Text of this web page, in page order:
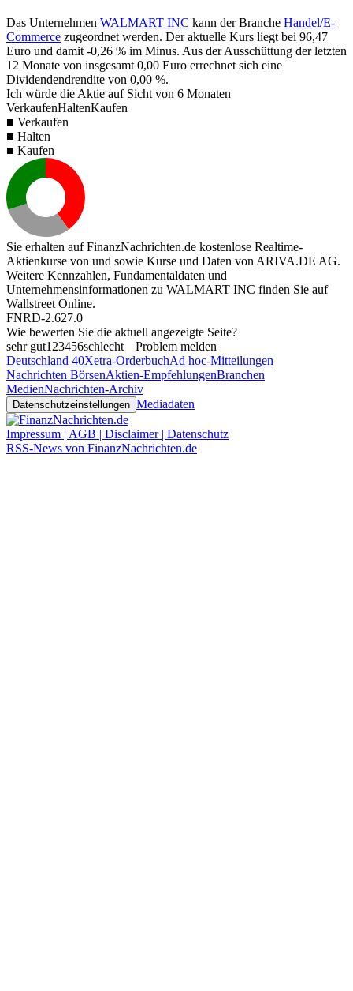
Das Unternehmen WALMART INC kann der Branche Handel/E-
Commerce zugeordnet werden. Der aktuelle Kurs liegt bei 96,47
Euro und damit -0,26 % im Minus. Aus der Ausschüttung der letzten
12 Monate von insgesamt 0,00 Euro errechnet sich eine
Dividendendrendite von 0,00 %.
Ich würde die Aktie auf Sicht von 6 Monaten
VerkaufenHaltenKaufen
■ Verkaufen
■ Halten
■ Kaufen
Sie erhalten auf FinanzNachrichten.de kostenlose Realtime-
Aktienkurse von und sowie Kurse und Daten von ARIVA.DE AG.
Weitere Kennzahlen, Fundamentaldaten und
Unternehmensinformationen zu WALMART INC finden Sie auf
Wallstreet Online.
FNRD-2.627.0
Wie bewerten Sie die aktuell angezeigte Seite?
sehr gut1 23456schlecht
Problem melden
Deutschland 40Xetra-OrderbuchAd hoc-Mitteilungen
Nachrichten BörsenAktien-EmpfehlungenBranchen
MedienNachrichten-Archiv
Datenschutzeinstellungen Mediadaten
Impressum | AGB | Disclaimer | Datenschutz
RSS-News von FinanzNachrichten.de